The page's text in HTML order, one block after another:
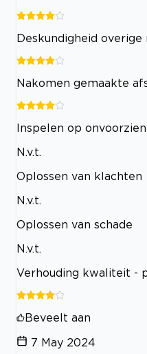
Deskundigheid
Nakomen gemaakte
Inspelen op
N.v.t.
Oplossen van klachten
N.v.t.
Oplossen van schade
N.v.t.
Verhouding kwaliteit -
Beveelt aan
7 May 2024